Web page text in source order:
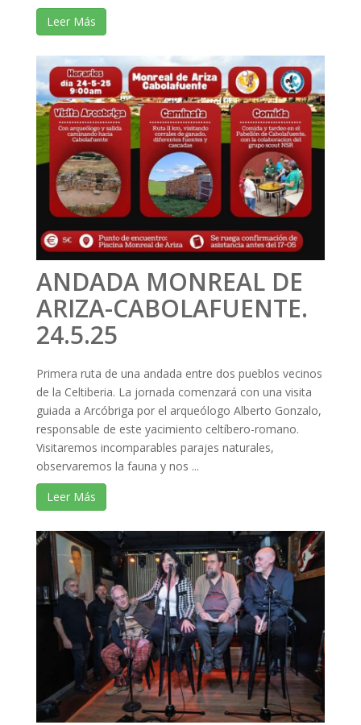
Leer Más
ANDADA MONREAL DE
ARIZA-CABOLAFUENTE.
24.5.25
Primera ruta de una andada entre dos pueblos vecinos
de la Celtiberia. La jornada comenzará con una visita
guiada a Arcóbriga por el arqueólogo Alberto Gonzalo,
responsable de este yacimiento celtíbero-romano.
Visitaremos incomparables parajes naturales,
observaremos la fauna y nos ...
Leer Más